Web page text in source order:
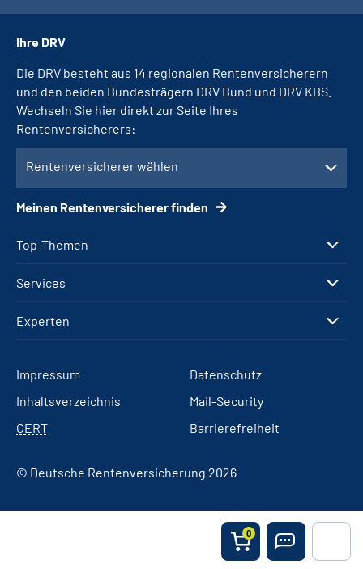
0
Top-Themen
Services
Experten
Ihre DRV
Die DRV besteht aus 14 regionalen Rentenversicherern
und den beiden Bundesträgern DRV Bund und DRV KBS.
Wechseln Sie hier direkt zur Seite Ihres
Rentenversicherers:
Rentenversicherer wählen
Meinen Rentenversicherer finden
Impressum
Datenschutz
Inhaltsverzeichnis
Mail-Security
CERT
Barrierefreiheit
© Deutsche Rentenversicherung 2026